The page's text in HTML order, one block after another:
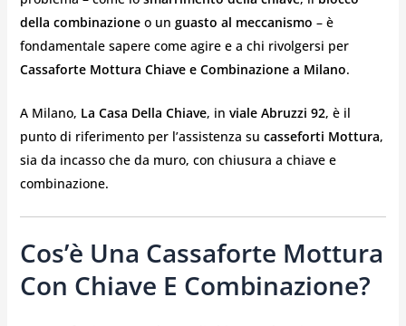
della combinazioneo un guasto al meccanismo – è
fondamentale sapere come agire e a chi rivolgersi per
Cassaforte Mottura Chiave e Combinazione a Milano.
A Milano, La Casa Della Chiave, in viale Abruzzi 92, è il
punto di riferimento per l’assistenza su casseforti Mottura,
sia da incasso che da muro, con chiusura a chiave e
combinazione.
Cos’è Una Cassaforte Mottura
Con Chiave E Combinazione?